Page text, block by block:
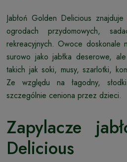
Jabłoń Golden Delicious
ogrodach przydomowych,
rekreacyjnych. Owoce doskonale
surowo jako jabłka deserowe,
takich jak soki, musy, szarlotki,
Ze względu na łagodny,
szczególnie ceniona przez dzieci.
Zapylacze
Delicious